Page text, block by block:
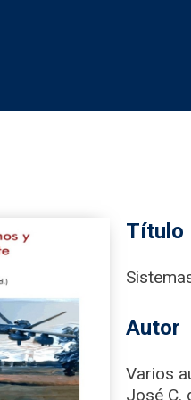
Título
Autor
Varios
José C.